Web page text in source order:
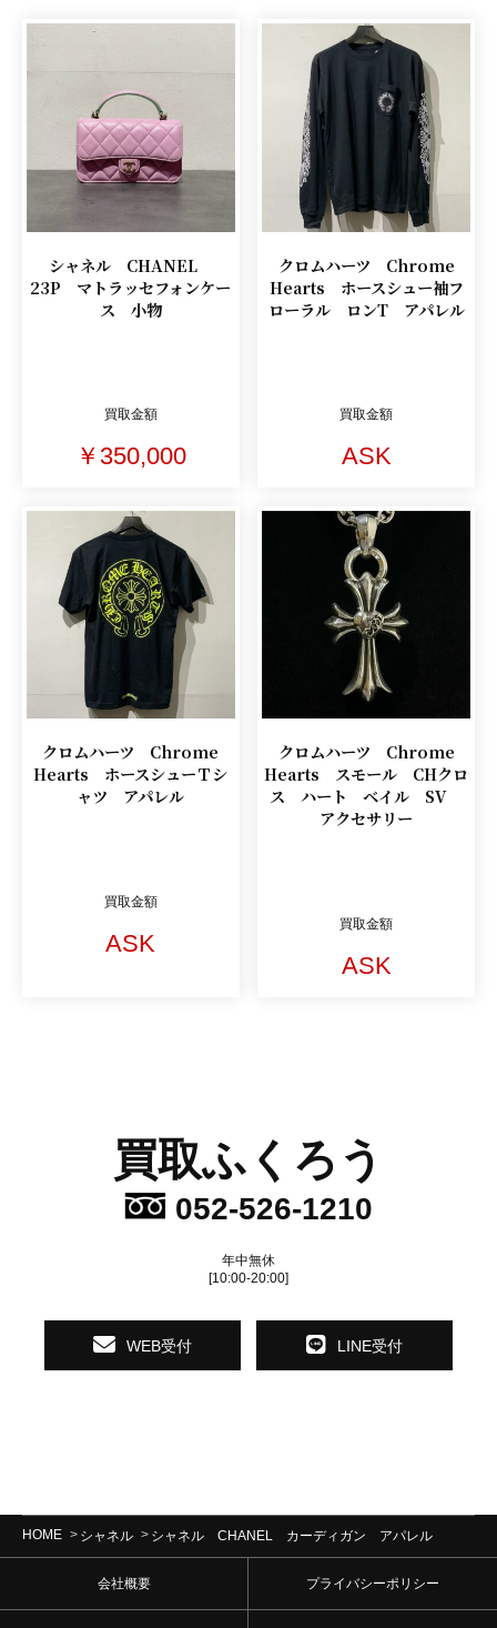
シャネル CHANEL
23P マトラッセフォンケー
ス 小物
買取金額
￥350,000
クロムハーツ Chrome
Hearts ホースシュー袖フ
ローラル ロンT アパレル
買取金額
ASK
クロムハーツ Chrome
Hearts ホースシューＴシ
ャツ アパレル
買取金額
ASK
クロムハーツ Chrome
Hearts スモール CHクロ
ス ハート ベイル SV
アクセサリー
買取金額
ASK
買取ふくろう
052-526-1210
年中無休
[10:00-20:00]
WEB受付 LINE受付
HOME シャネル シャネル CHANEL カーディガン アパレル
会社概要 プライバシーポリシー